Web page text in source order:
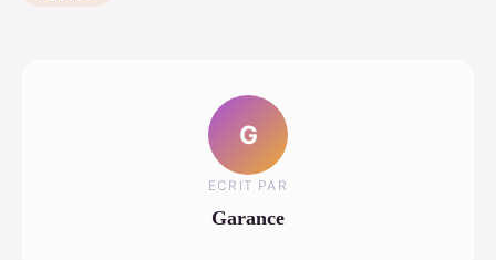
G
ECRIT PAR
Garance